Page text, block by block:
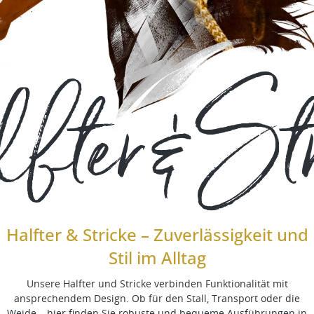
&
Halfter & Stricke – Zuverlässigkeit und
Stil im Alltag
Unsere Halfter und Stricke verbinden Funktionalität mit
ansprechendem Design. Ob für den Stall, Transport oder die